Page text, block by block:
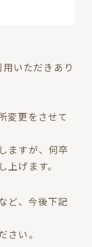
いただきあり
変更をさせて
ますが、何卒
げます。
ど、今後下記
さい。